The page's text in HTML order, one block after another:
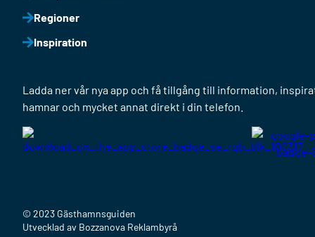
Ladda ner vår nya app och få tillgång till information,
hamnar och mycket annat direkt i din telefon.
Regioner
Inspiration
© 2023 Gästhamnsguiden
Utvecklad av Bozzanova Reklambyrå